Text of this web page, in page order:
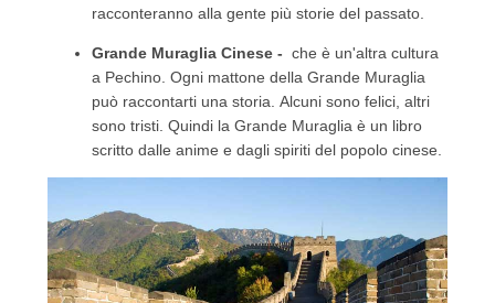
racconteranno alla gente più storie del passato.
Grande Muraglia Cinese- che è un'altra cultura
a Pechino. Ogni mattone della Grande Muraglia
può raccontarti una storia. Alcuni sono felici, altri
sono tristi. Quindi la Grande Muraglia è un libro
scritto dalle anime e dagli spiriti del popolo cinese.